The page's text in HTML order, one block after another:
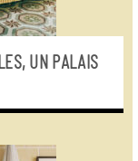
UN PALAIS